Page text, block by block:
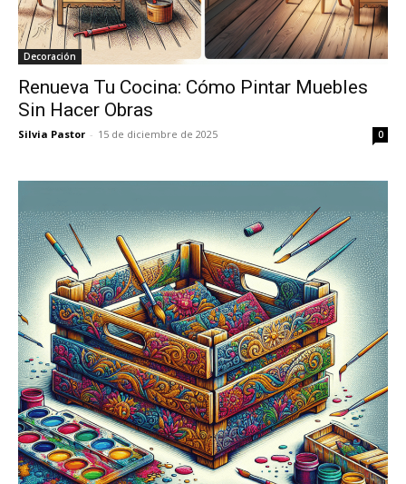
Decoración
Renueva Tu Cocina: Cómo Pintar Muebles
Sin Hacer Obras
Silvia Pastor - 15 de diciembre de 2025 0